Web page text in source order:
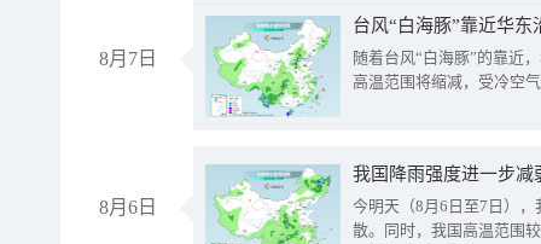
8月7日
台风“白海豚”靠近华
随着台风“白海豚”的靠近
高温范围将缩减，受冷空
8月6日
今明天（8月6日至7日）
散。同时，我国高温范围